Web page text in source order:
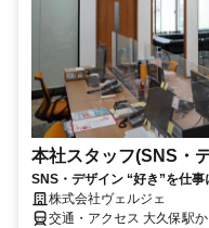
本社スタッフ(SNS・
SNS・デザイン “好き”を仕
株式会社ヴェルジェ
交通・アクセス 大久保駅